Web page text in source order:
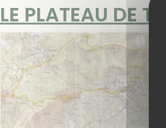
LE PLATEAU DE